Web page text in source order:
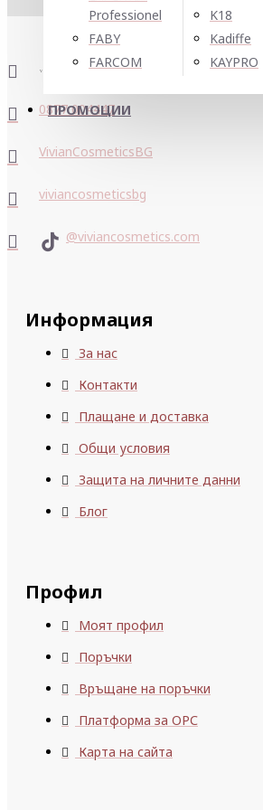
Professionel
FABY
FARCOM
K18
Kadiffe
KAYPRO
ПРОМОЦИИ
0877 004447
VivianCosmeticsBG
viviancosmeticsbg
@viviancosmetics.com
Информация
За нас
Контакти
Плащане и доставка
Общи условия
Защита на личните данни
Блог
Профил
Моят профил
Поръчки
Връщане на поръчки
Платформа за ОРС
Карта на сайта